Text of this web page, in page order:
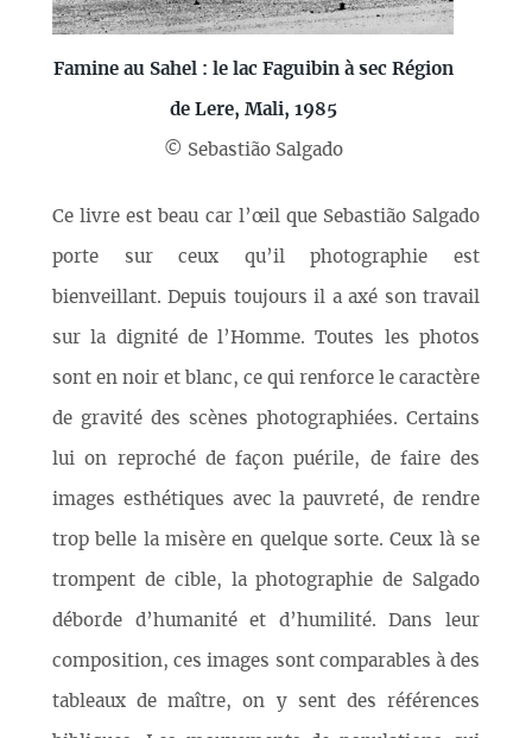
Famine au Sahel : le lac Faguibin à sec Région
de Lere, Mali, 1985
© Sebastião Salgado
Ce livre est beau car l’œil que Sebastião Salgado
porte sur ceux qu’il photographie est
bienveillant. Depuis toujours il a axé son travail
sur la dignité de l’Homme. Toutes les photos
sont en noir et blanc, ce qui renforce le caractère
de gravité des scènes photographiées. Certains
lui on reproché de façon puérile, de faire des
images esthétiques avec la pauvreté, de rendre
trop belle la misère en quelque sorte. Ceux là se
trompent de cible, la photographie de Salgado
déborde d’humanité et d’humilité. Dans leur
composition, ces images sont comparables à des
tableaux de maître, on y sent des références